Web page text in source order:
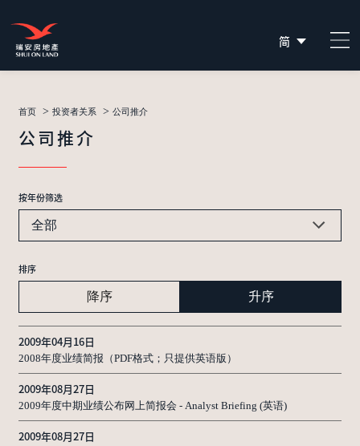
简
EN
首页 > 投资者关系 > 公司推介
公司推介
按年份筛选
全部
排序
降序 升序
2009年04月16日
2008年度业绩简报（PDF格式；只提供英语版）
2009年08月27日
2009年度中期业绩公布网上简报会 - Analyst Briefing (英语)
2009年08月27日